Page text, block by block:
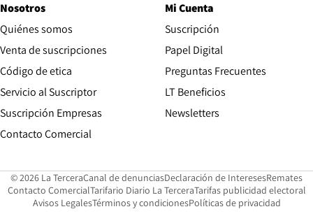
Nosotros
Quiénes somos
Venta de suscripciones
Código de etica Opens in new window
Servicio al Suscriptor
Suscripción Empresas
Contacto ComercialOpens in new window
Mi Cuenta
Suscripción
Papel DigitalOpens in new
Preguntas Frecuentes
LT Beneficios
Newsletters
© 2026 La TerceraCanal de denunciasOpens in new window
Declaración de InteresesOpens in
Remates
Contacto ComercialOpens in new window
Tarifario Diario La TerceraOpens in new window
Tarifas publicidad electoral
Avisos LegalesOpens in new window
Términos y condicionesPolíticas de privacidad